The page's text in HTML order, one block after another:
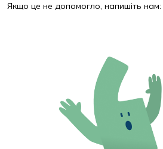
Якщо це не допомогло, напишіть нам: